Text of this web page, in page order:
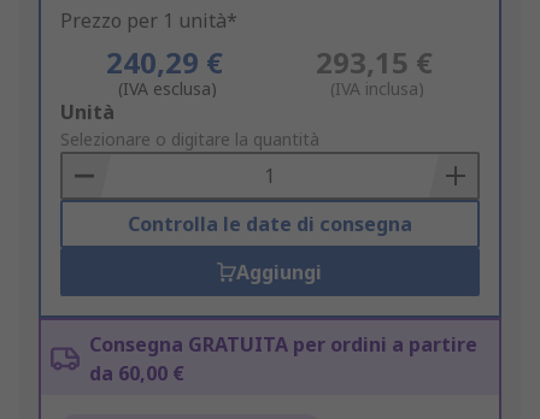
Prezzo per 1 unità*
240,29 €
(IVA esclusa)
293,15 €
(IVA inclusa)
Add
to
Basket
Unità
Selezionare o digitare la quantità
Controlla le date di consegna
Aggiungi
Consegna GRATUITA per ordini a partire
da 60,00 €